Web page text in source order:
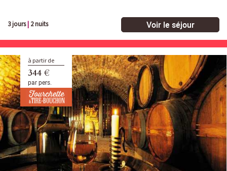
3 jours| 2 nuits Voir le séjour
à partir de
344 €
par pers.